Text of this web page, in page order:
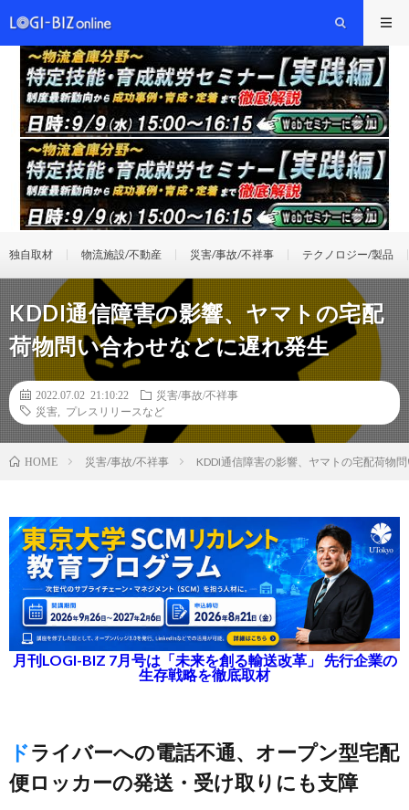
独自取材 物流施設/不動産 災害/事故/不祥事 テクノロジー/製品
KDDI通信障害の影響、ヤマトの宅配
荷物問い合わせなどに遅れ発生
2022.07.02 21:10:22
災害/事故/不祥事
災害
プレスリリースなど
HOME 災害/事故/不祥事 KDDI通信障害の影響、ヤマトの宅配荷物
月刊LOGI-BIZ 7月号は「未来を創る輸送改革」 先行企業の
生存戦略を徹底取材
ドライバーへの電話不通、オープン型宅配
便ロッカーの発送・受け取りにも支障